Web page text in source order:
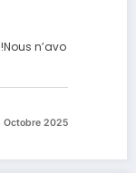
n’avo
Octobre 2025